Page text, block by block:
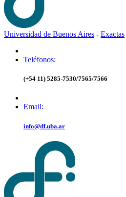
Universidad de Buenos Aires - Exactas
Teléfonos:
(+54 11) 5285-7530/7565/7566
Email:
info@df.uba.ar